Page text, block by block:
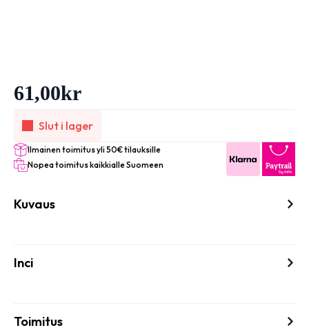
61,00kr
Slut i lager
Ilmainen toimitus yli 50€ tilauksille
Nopea toimitus kaikkialle Suomeen
Kuvaus
Inci
Toimitus